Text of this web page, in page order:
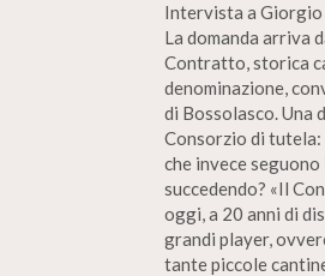
Intervista a Giorgio
La domanda arriva
Contratto, storica
denominazione,
di Bossolasco. Una
Consorzio di tutela:
che invece
succedendo? «Il
oggi, a 20 anni di
grandi player,
tante piccole